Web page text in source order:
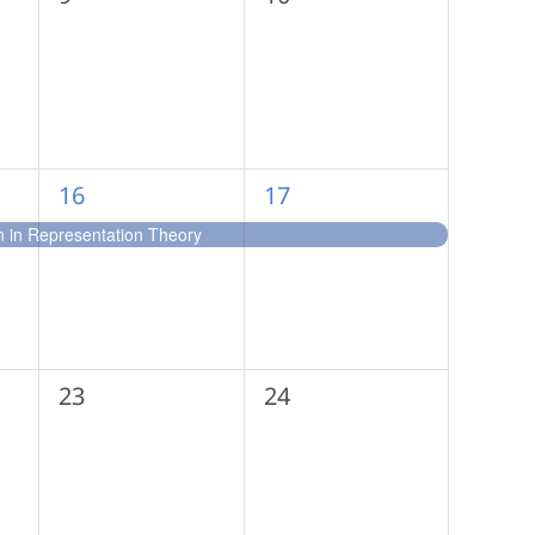
in Representation Theory
1
събитие,
16
1
събитие,
17
0
23
0
24